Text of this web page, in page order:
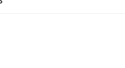
内科・アレル